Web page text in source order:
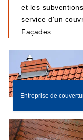
et les
service d'un
Façades.
Entreprise de